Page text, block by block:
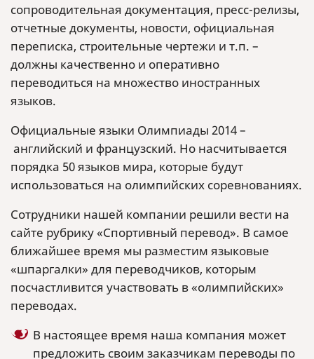
сопроводительная документация, пресс-релизы,
отчетные документы, новости, официальная
переписка, строительные чертежи и т.п. –
должны качественно и оперативно
переводиться на множество иностранных
языков.
Официальные языки Олимпиады 2014 –
английский и французский. Но насчитывается
порядка 50 языков мира, которые будут
использоваться на олимпийских соревнованиях.
Сотрудники нашей компании решили вести на
сайте рубрику «Спортивный перевод». В самое
ближайшее время мы разместим языковые
«шпаргалки» для переводчиков, которым
посчастливится участвовать в «олимпийских»
переводах.
В настоящее время наша компания может
предложить своим заказчикам переводы по